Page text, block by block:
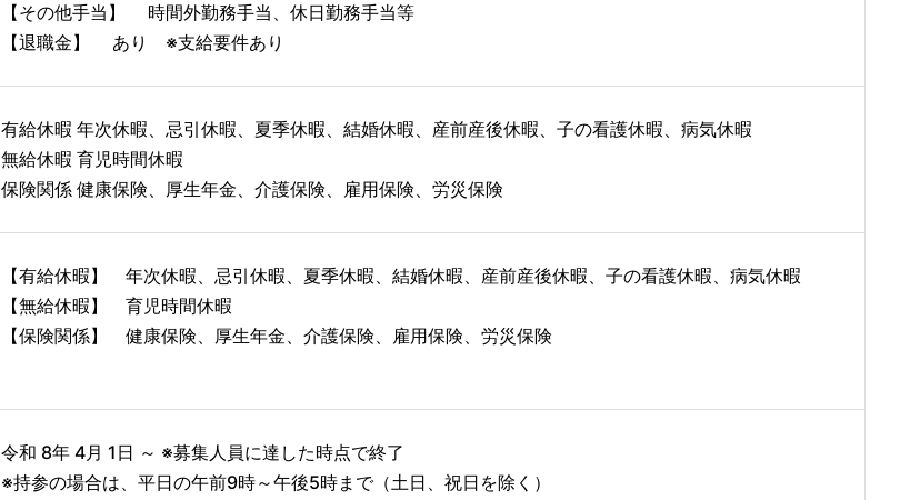
【その他手当】 時間外勤務手当、休日勤務手当等
【退職金】 あり ※支給要件あり
有給休暇 年次休暇、忌引休暇、夏季休暇、結婚休暇、産前産後休暇、子の看護休暇、病気休暇
無給休暇 育児時間休暇
保険関係 健康保険、厚生年金、介護保険、雇用保険、労災保険
【有給休暇】 年次休暇、忌引休暇、夏季休暇、結婚休暇、産前産後休暇、子の看護休暇、病気休暇
【無給休暇】 育児時間休暇
【保険関係】 健康保険、厚生年金、介護保険、雇用保険、労災保険
令和 8年 4月 1日 ～ ※募集人員に達した時点で終了
※持参の場合は、平日の午前9時～午後5時まで（土日、祝日を除く）